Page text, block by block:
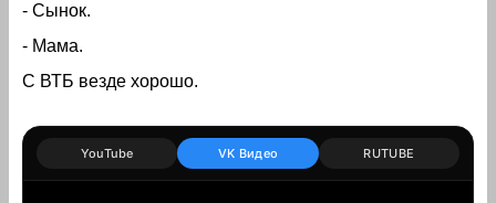
- Сынок.
- Мама.
С ВТБ везде хорошо.
YouTube VK Видео RUTUBE